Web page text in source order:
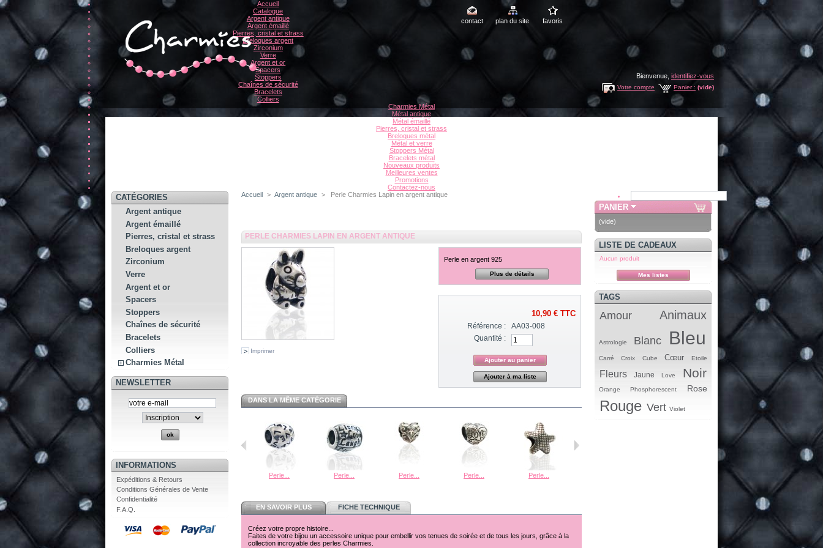
contact plan du site favoris
Bienvenue, identifiez-vous
Panier : (vide)
Votre compte
Accueil
Catalogue
Argent antique
Argent émaillé
Pierres, cristal et strass
Breloques argent
Zirconium
Verre
Argent et or
Spacers
Stoppers
Chaînes de sécurité
Bracelets
Colliers
Charmies Métal
Métal antique
Métal émaillé
Pierres, cristal et strass
Breloques métal
Métal et verre
Stoppers Métal
Bracelets métal
Nouveaux produits
Meilleures ventes
Promotions
Contactez-nous
CATÉGORIES
Argent antique
Argent émaillé
Pierres, cristal et strass
Breloques argent
Zirconium
Verre
Argent et or
Spacers
Stoppers
Chaînes de sécurité
Bracelets
Colliers
Charmies Métal
NEWSLETTER
INFORMATIONS
Expéditions & Retours
Conditions Générales de Vente
Confidentialité
F.A.Q.
Accueil > Argent antique > Perle Charmies Lapin en argent antique
PERLE CHARMIES LAPIN EN ARGENT ANTIQUE
Imprimer
Perle en argent 925
Plus de détails
10,90 €TTC
Référence :
AA03-008
Quantité :
Ajouter à ma liste
DANS LA MÊME CATÉGORIE
Perle... Perle... Perle... Perle... Perle... Perle... Perle...
EN SAVOIR PLUS FICHE TECHNIQUE
Créez votre propre histoire...
Faites de votre bijou un accessoire unique pour embellir vos tenues de soirée et de tous les jours, grâce à la
collection incroyable des perles Charmies.
PANIER
(vide)
LISTE DE CADEAUX
Aucun produit
Mes listes
TAGS
Amour Animaux
Astrologie Blanc Bleu
Carré Croix Cube Cœur Etoile
Fleurs Jaune Love Noir
Orange Phosphorescent Rose
Rouge Vert Violet